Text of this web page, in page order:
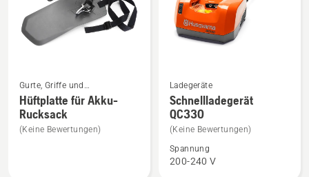
von
Mehr
Details
Hüftplatte
Gurte, Griffe und
Befestigungen
Hüftplatte für Akku-
Rucksack
(Keine Bewertungen)
Mehr
Details
zu
Schnellladegerät
QC330
anzeigen
Ladegeräte
Schnellladegerät
QC330
(Keine Bewertungen)
Spannung
200-240 V